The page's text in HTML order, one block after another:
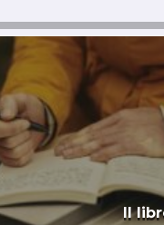
Il